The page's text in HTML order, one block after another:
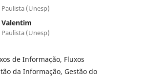
(Unesp)
(Unesp)
de Informação, Fluxos
da Informação, Gestão do